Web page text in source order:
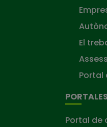
El
Portal
PORTALES
Portal de